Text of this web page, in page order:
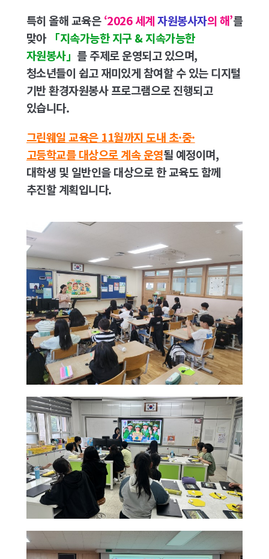
특히 올해 교육은‘2026 세계자원봉사자의 해’를
맞아 「지속가능한 지구 & 지속가능한
자원봉사」 를 주제로 운영되고 있으며,
청소년들이 쉽고 재미있게 참여할 수 있는 디지털
기반 환경자원봉사 프로그램으로 진행되고
있습니다.
그린웨일 교육은 11월까지 도내 초·중·
고등학교를 대상으로 계속 운영될 예정이며,
대학생 및 일반인을 대상으로 한 교육도 함께
추진할 계획입니다.